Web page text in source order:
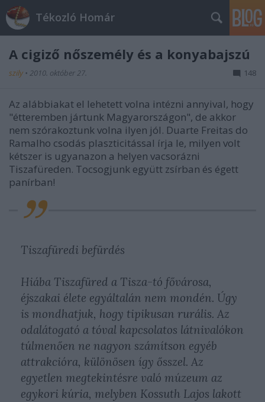
Tékozló Homár
A cigiző nőszemély és a konyabajszú
szily • 2010. október 27. 148
Az alábbiakat el lehetett volna intézni annyival, hogy
"étteremben jártunk Magyarországon", de akkor
nem szórakoztunk volna ilyen jól. Duarte Freitas do
Ramalho csodás plaszticitással írja le, milyen volt
kétszer is ugyanazon a helyen vacsorázni
Tiszafüreden. Tocsogjunk együtt zsírban és égett
panírban!
Tiszafüredi befürdés
Hiába Tiszafüred a Tisza-tó fővárosa,
éjszakai élete egyáltalán nem mondén. Úgy
is mondhatjuk, hogy tipikusan rurális. Az
odalátogató a tóval kapcsolatos látnivalókon
túlmenően ne nagyon számítson egyéb
attrakcióra, különösen így ősszel. Az
egyetlen megtekintésre való múzeum az
egykori kúria, melyben Kossuth Lajos lakott